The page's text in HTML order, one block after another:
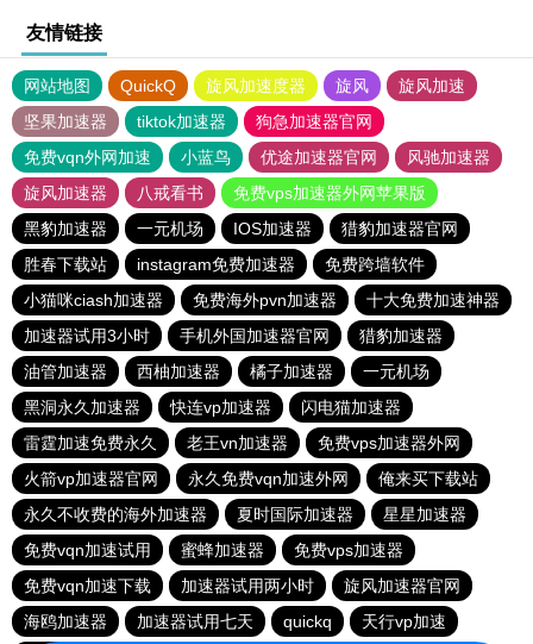
友情链接
网站地图 QuickQ 旋风加速度器 旋风
旋风加速
坚果加速器
tiktok加速器
狗急加速器官网
免费vqn外网加速
小蓝鸟 优途加速器官网
风驰加速器
旋风加速器
八戒看书
免费vps加速器外网苹果版
黑豹加速器
一元机场 IOS加速器
猎豹加速器官网
胜春下载站
instagram免费加速器
免费跨墙软件
小猫咪ciash加速器
免费海外pvn加速器
十大免费加速神器
加速器试用3小时
手机外国加速器官网
猎豹加速器
油管加速器
西柚加速器 橘子加速器
一元机场
黑洞永久加速器
快连vp加速器
闪电猫加速器
雷霆加速免费永久
老王vn加速器
免费vps加速器外网
火箭vp加速器官网
永久免费vqn加速外网
俺来买下载站
永久不收费的海外加速器
夏时国际加速器
星星加速器
免费vqn加速试用
蜜蜂加速器
免费vps加速器
免费vqn加速下载
加速器试用两小时
旋风加速器官网
海鸥加速器
加速器试用七天 quickq 天行vp加速